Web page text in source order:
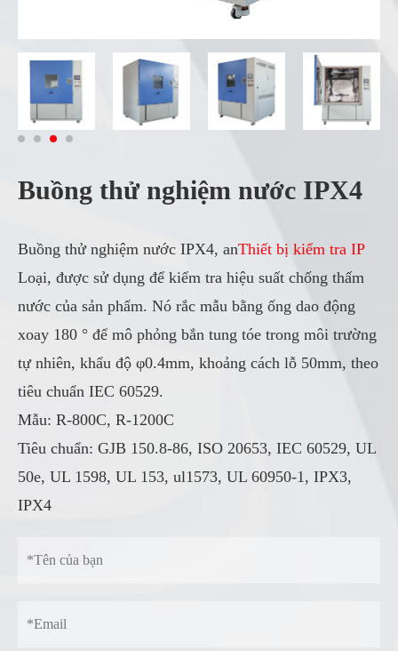
Buồng thử nghiệm nước IPX4
Buồng thử nghiệm nước IPX4, anThiết bị kiểm tra IP
Loại, được sử dụng để kiểm tra hiệu suất chống thấm
nước của sản phẩm. Nó rắc mẫu bằng ống dao động
xoay 180 ° để mô phỏng bắn tung tóe trong môi trường
tự nhiên, khẩu độ φ0.4mm, khoảng cách lỗ 50mm, theo
tiêu chuẩn IEC 60529.
Mẫu: R-800C, R-1200C
Tiêu chuẩn: GJB 150.8-86, ISO 20653, IEC 60529, UL
50e, UL 1598, UL 153, ul1573, UL 60950-1, IPX3,
IPX4